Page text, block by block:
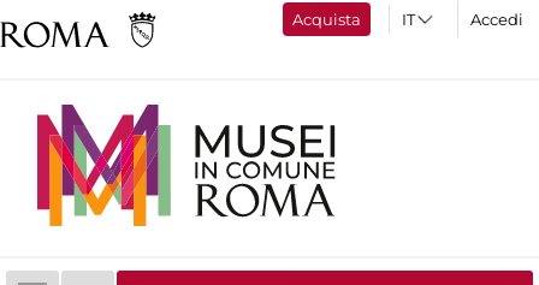
Acquista Accedi